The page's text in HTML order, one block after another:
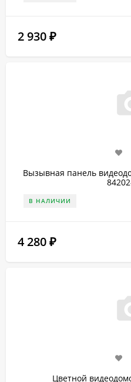
2 930 ₽
Вызывная панель
В НАЛИЧИИ
4 280 ₽
Цветной